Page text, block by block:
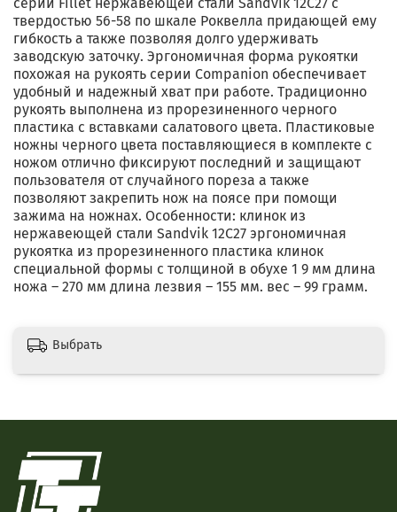
твердостью 56-58 по шкале Роквелла придающей ему
гибкость а также позволяя долго удерживать
заводскую заточку. Эргономичная форма рукоятки
похожая на рукоять серии Companion обеспечивает
удобный и надежный хват при работе. Традиционно
рукоять выполнена из прорезиненного черного
пластика с вставками салатового цвета. Пластиковые
ножны черного цвета поставляющиеся в комплекте с
ножом отлично фиксируют последний и защищают
пользователя от случайного пореза а также
позволяют закрепить нож на поясе при помощи
зажима на ножнах. Особенности: клинок из
нержавеющей стали Sandvik 12C27 эргономичная
рукоятка из прорезиненного пластика клинок
специальной формы с толщиной в обухе 1 9 мм длина
ножа – 270 мм длина лезвия – 155 мм. вес – 99 грамм.
Выбрать